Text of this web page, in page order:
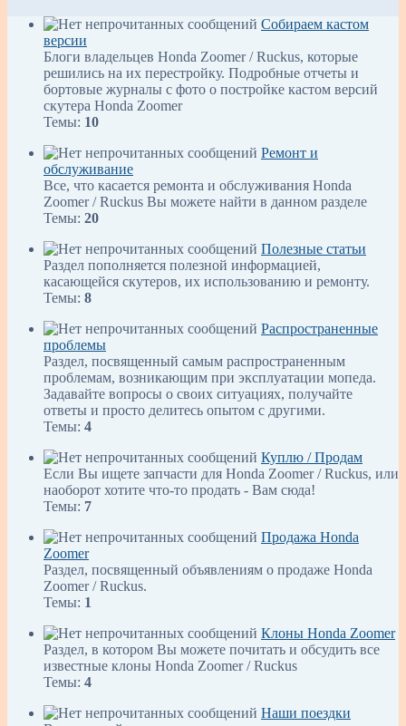
Собираем кастом
версии
Блоги владельцев Honda Zoomer / Ruckus, которые
решились на их перестройку. Подробные отчеты и
бортовые журналы с фото о постройке кастом версий
скутера Honda Zoomer
Темы: 10
Ремонт и
обслуживание
Все, что касается ремонта и обслуживания Honda
Zoomer / Ruckus Вы можете найти в данном разделе
Темы: 20
Полезные статьи
Раздел пополняется полезной информацией,
касающейся скутеров, их использованию и ремонту.
Темы: 8
Распространенные
проблемы
Раздел, посвященный самым распространенным
проблемам, возникающим при эксплуатации мопеда.
Задавайте вопросы о своих ситуациях, получайте
ответы и просто делитесь опытом с другими.
Темы: 4
Куплю / Продам
Если Вы ищете запчасти для Honda Zoomer / Ruckus, или
наоборот хотите что-то продать - Вам сюда!
Темы: 7
Продажа Honda
Zoomer
Раздел, посвященный объявлениям о продаже Honda
Zoomer / Ruckus.
Темы: 1
Клоны Honda Zoomer
Раздел, в котором Вы можете почитать и обсудить все
известные клоны Honda Zoomer / Ruckus
Темы: 4
Наши поездки